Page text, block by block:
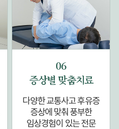
06
증상별 맞춤치료
다양한 교통사고 후유증
증상에 맞춰 풍부한
임상경험이 있는 전문